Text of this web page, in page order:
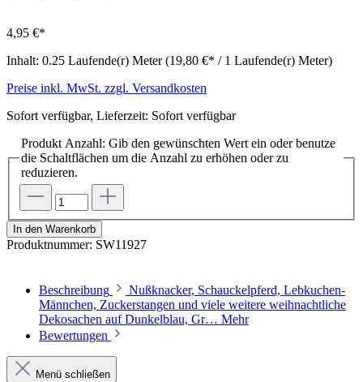
4,95 €*
Inhalt: 0.25 Laufende(r) Meter(19,80 €* / 1 Laufende(r) Meter)
Preise inkl. MwSt. zzgl. Versandkosten
Sofort verfügbar, Lieferzeit: Sofort verfügbar
Produkt Anzahl: Gib den gewünschten Wert ein oder benutze
die Schaltflächen um die Anzahl zu erhöhen oder zu
reduzieren.
In den Warenkorb
Produktnummer: SW11927
Beschreibung
Nußknacker, Schauckelpferd, Lebkuchen-
Männchen, Zuckerstangen und viele weitere weihnachtliche
Dekosachen auf Dunkelblau, Gr… Mehr
Bewertungen
Menü schließen